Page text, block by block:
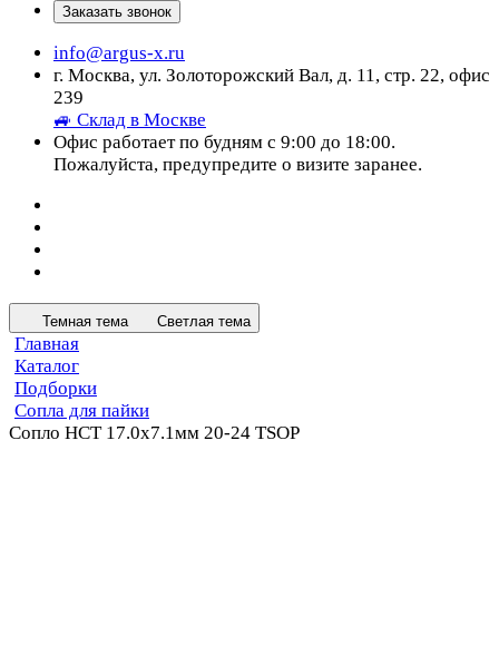
Заказать звонок
info@argus-x.ru
г. Москва, ул. Золоторожский Вал, д. 11, стр. 22, офис
239
🚙 Склад в Москве
Офис работает по будням с 9:00 до 18:00.
Пожалуйста, предупредите о визите заранее.
Темная тема Светлая тема
Главная
Каталог
Подборки
Сопла для пайки
Сопло HCT 17.0х7.1мм 20-24 TSOP